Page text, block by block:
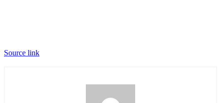
Source link